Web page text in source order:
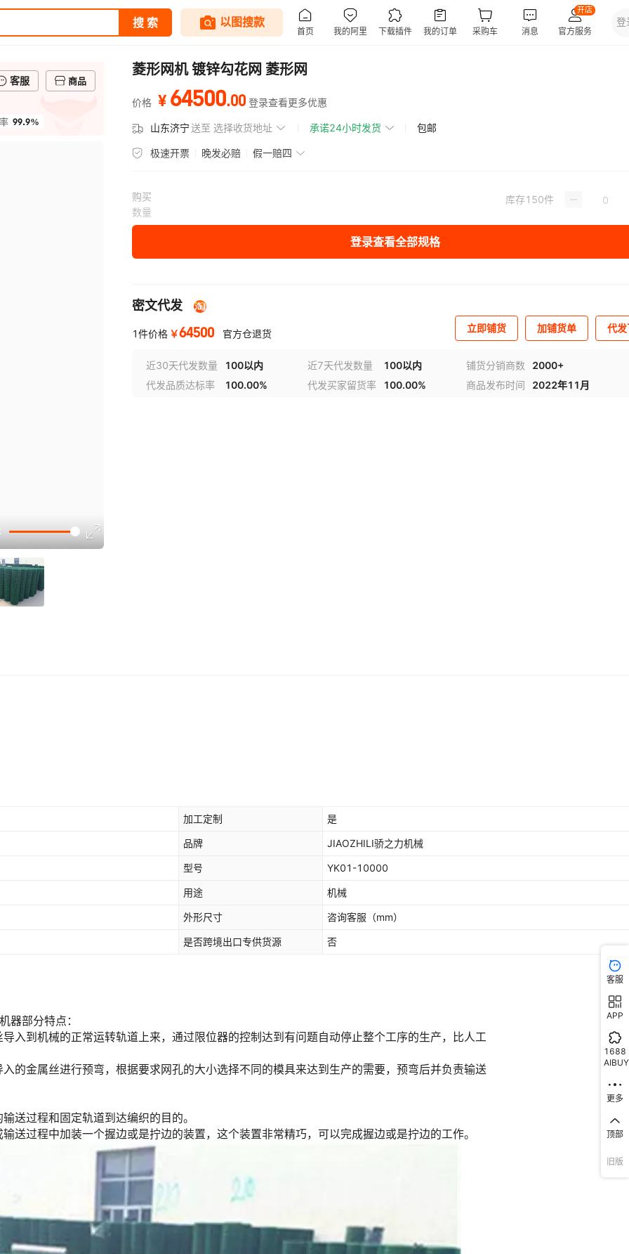
客服 商品
99.9%
菱形网机 镀锌勾花网 菱形网
价格 ¥ 64500.00 登录查看更多优惠
山东济宁送至 选择收货地址 承诺24小时发货 包邮
极速开票 晚发必赔 假一赔四
购买
数量
库存150件
登录查看全部规格
密文代发
1件价格 ￥64500 官方仓退货 立即铺货 加铺货单 代
近30天代发数量 100以内 近7天代发数量 100以内 铺货分销商数
2000+
代发品质达标率
100.00% 代发买家留货率 100.00% 商品发布时间 2022年11月
加工定制 是
品牌 JIAOZHILI骄之力机械
型号 YK01-10000
用途 机械
外形尺寸 咨询客服 （mm）
是否跨境出口专供货源 否
客服
APP
1688
AIBUY
更多
顶部
旧版